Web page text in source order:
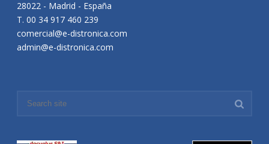
28022 - Madrid - España
T. 00 34 917 460 239
comercial@e-distronica.com
admin@e-distronica.com